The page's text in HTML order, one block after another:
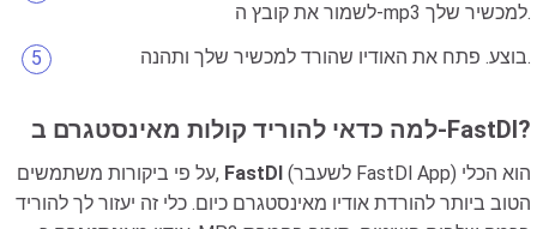
לשמור את קובץ ה-mp3 למכשיר שלך.
בוצע. פתח את האודיו שהורד למכשיר שלך ותהנה.
למה כדאי להוריד קולות מאינסטגרם ב-FastDl?
על פי ביקורות משתמשים, FastDl (לשעבר FastDl App) הוא הכלי
הטוב ביותר להורדת אודיו מאינסטגרם כיום. כלי זה יעזור לך להוריד